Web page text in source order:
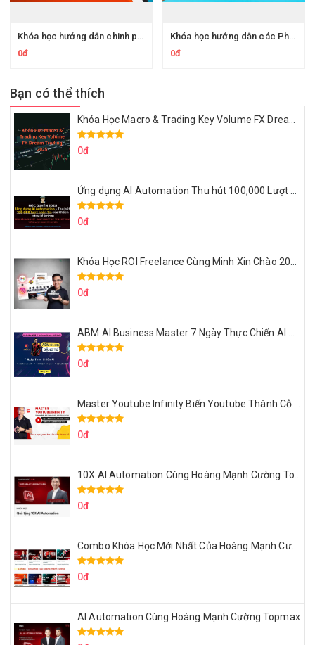
Khóa học hướng dẫn chinh phục toeic - 30 days for 800 TOEIC Listening
0đ
Khóa học hướng dẫn các Phương pháp chọn đáp án chính xác cho TOEIC Part 7
0đ
Bạn có thể thích
0đ
0đ
0đ
0đ
0đ
0đ
Combo Khóa Học Mới Nhất Của Hoàng Mạnh Cường
0đ
AI Automation Cùng Hoàng Mạnh Cường Topmax